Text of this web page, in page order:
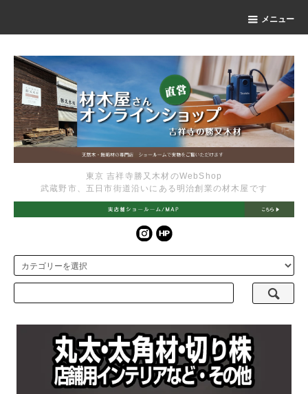
メニュー
東京 吉祥寺勝又木材のWebShop
武蔵野市、五日市街道沿いにある明治創業の材木屋です